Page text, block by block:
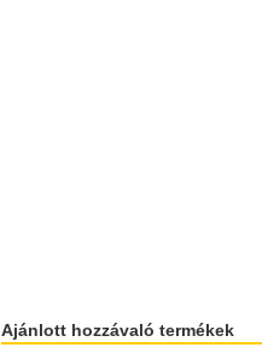
Ajánlott hozzávaló termékek